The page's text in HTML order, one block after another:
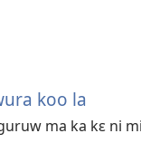
koo la
ma ka kɛ ni